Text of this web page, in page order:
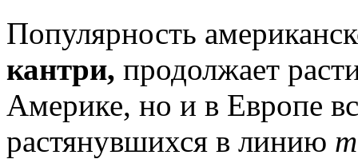
Популярность
кантри, продолжает
Америке, но и в Европе
растянувшихся в линию